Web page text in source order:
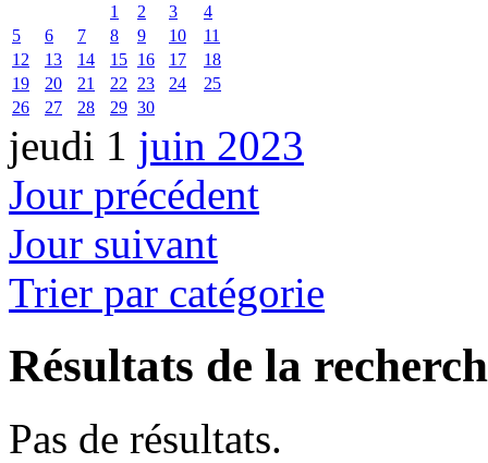
1
2 3
4
5
6 7 8 9 10
11
12
13 14 15 16 17
18
19
20 21 22 23 24
25
26
27 28 29 30
jeudi 1 juin 2023
Jour précédent
Jour suivant
Trier par catégorie
Résultats de la
Pas de résultats.